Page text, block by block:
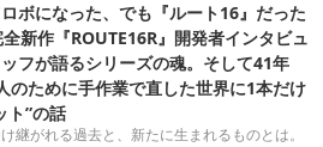
ボになった、でも『ルート16』だった
新作『ROUTE16R』開発者インタビュ
フが語るシリーズの魂。そして41年
のために手作業で直した世界に1本だけ
ト”の話
継がれる過去と、新たに生まれるものとは。